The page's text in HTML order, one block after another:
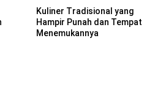
Kuliner Tradisional yang
Hampir Punah dan Tempat
Menemukannya